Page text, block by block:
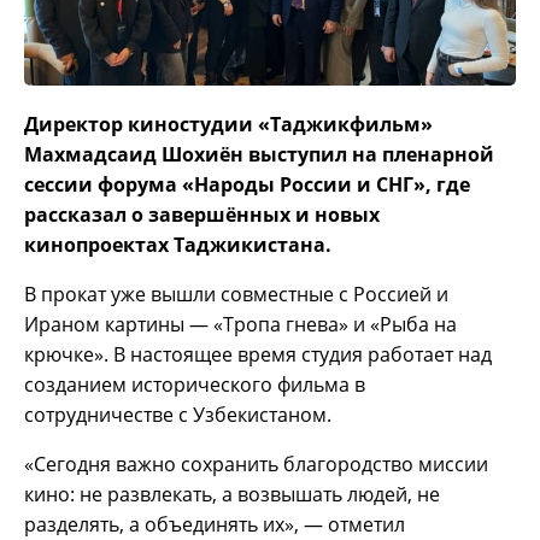
Директор киностудии «Таджикфильм»
Махмадсаид Шохиён выступил на пленарной
сессии форума «Народы России и СНГ», где
рассказал о завершённых и новых
кинопроектах Таджикистана.
В прокат уже вышли совместные с Россией и
Ираном картины — «Тропа гнева» и «Рыба на
крючке». В настоящее время студия работает над
созданием исторического фильма в
сотрудничестве с Узбекистаном.
«Сегодня важно сохранить благородство миссии
кино: не развлекать, а возвышать людей, не
разделять, а объединять их», — отметил